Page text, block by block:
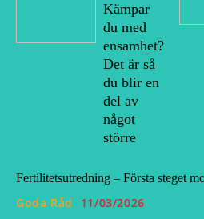
Kämpar
du med
ensamhet?
Det är så
du blir en
del av
något
större
Fertilitetsutredning – Första steget
Goda Råd 11/03/2026